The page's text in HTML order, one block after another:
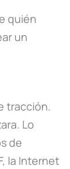
quién
un
tracción.
Lo
de
la Internet